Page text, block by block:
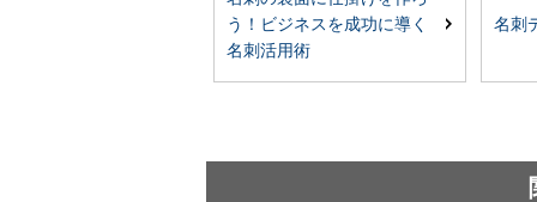
う！ビジネスを成功に導く
名刺活用術
名刺